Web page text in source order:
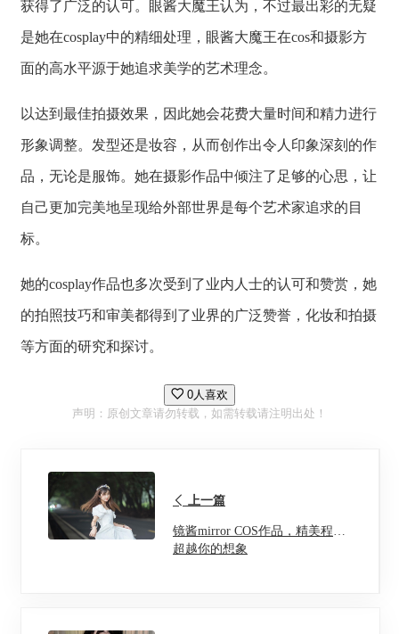
获得了广泛的认可。眼酱大魔王认为，不过最出彩的无疑
是她在cosplay中的精细处理，眼酱大魔王在cos和摄影方
面的高水平源于她追求美学的艺术理念。
以达到最佳拍摄效果，因此她会花费大量时间和精力进行
形象调整。发型还是妆容，从而创作出令人印象深刻的作
品，无论是服饰。她在摄影作品中倾注了足够的心思，让
自己更加完美地呈现给外部世界是每个艺术家追求的目
标。
她的cosplay作品也多次受到了业内人士的认可和赞赏，她
的拍照技巧和审美都得到了业界的广泛赞誉，化妆和拍摄
等方面的研究和探讨。
0人喜欢
声明：原创文章请勿转载，如需转载请注明出处！
上一篇
镜酱mirror COS作品，精美程度
超越你的想象